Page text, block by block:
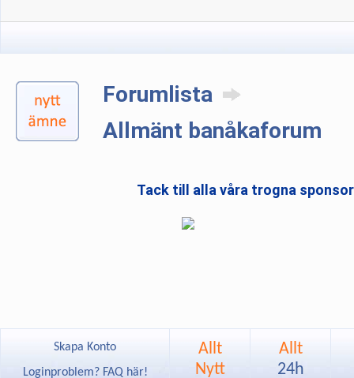
Forumlista
Allmänt banåkaforum
Tack till alla våra trogna
Skapa Konto
Loginproblem? FAQ här!
Allt
Nytt
Allt
24h